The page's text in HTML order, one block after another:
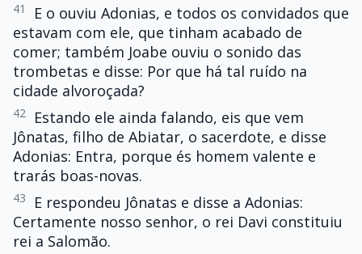
41
E o ouviu Adonias, e todos os convidados que
estavam com ele, que tinham acabado de
comer; também Joabe ouviu o sonido das
trombetas e disse: Por que há tal ruído na
cidade alvoroçada?
42
Estando ele ainda falando, eis que vem
Jônatas, filho de Abiatar, o sacerdote, e disse
Adonias: Entra, porque és homem valente e
trarás boas-novas.
43
E respondeu Jônatas e disse a Adonias:
Certamente nosso senhor, o rei Davi constituiu
rei a Salomão.